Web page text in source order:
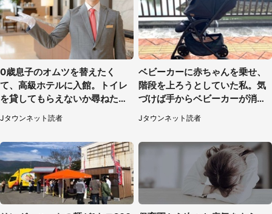
0歳息子のオムツを替えたく
て、高級ホテルに入館。トイレ
を貸してもらえないか尋ねたら
→神対応に感動
Jタウンネット読者
ベビーカーに赤ちゃんを乗せ、
階段を上ろうとしていた私。気
づけば手からベビーカーが消え
ていて（神奈川県・60代女性）
Jタウンネット読者